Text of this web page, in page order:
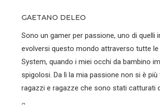
GAETANO DELEO
Sono un gamer per passione, uno di
evolversi questo mondo attraverso tutte
System, quando i miei occhi da bambino
spigolosi. Da lì la mia passione non si è
ragazzi e ragazze che sono stati catturati